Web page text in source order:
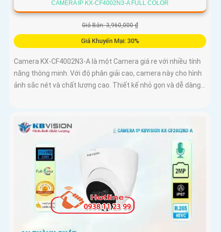
CAMERA IP KX-CF4002N3-A FULL COLOR
Giá Bán: 3,960,000 ₫
Giá Khuyến Mại: 30%
Camera KX-CF4002N3-A là một Camera giá re với nhiều tính
năng thông minh. Với độ phân giải cao, camera này cho hình
ảnh sắc nét và chất lượng cao. Thiết kế nhỏ gọn và dễ dàng...